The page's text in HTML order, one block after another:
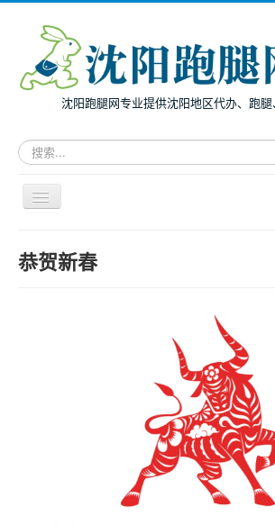
沈阳跑腿网专业提供沈阳地区代办、跑腿
请
输
键
索
跑
导
航
关
面向个人
恭贺新春